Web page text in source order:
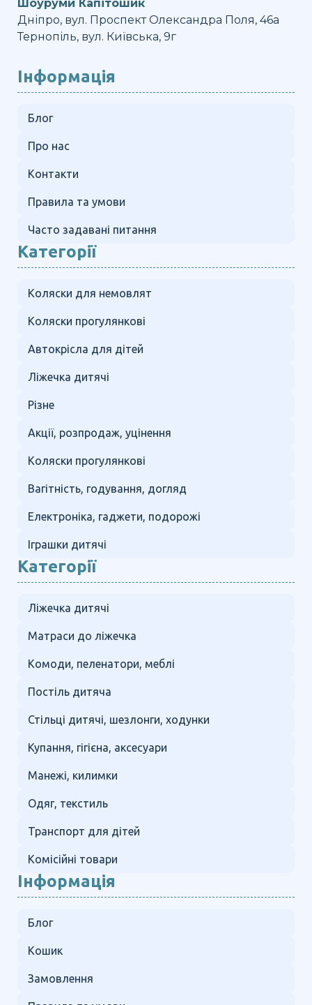
Шоуруми Капітошик
Дніпро, вул. Проспект Олександра Поля, 46а
Тернопіль, вул. Київська, 9г
Інформація
Блог
Про нас
Контакти
Правила та умови
Часто задавані питання
Категорії
Коляски для немовлят
Коляски прогулянкові
Автокрісла для дітей
Ліжечка дитячі
Різне
Акції, розпродаж, уцінення
Коляски прогулянкові
Вагітність, годування, догляд
Електроніка, гаджети, подорожі
Іграшки дитячі
Категорії
Ліжечка дитячі
Матраси до ліжечка
Комоди, пеленатори, меблі
Постіль дитяча
Стільці дитячі, шезлонги, ходунки
Купання, гігієна, аксесуари
Манежі, килимки
Одяг, текстиль
Транспорт для дітей
Комісійні товари
Інформація
Блог
Кошик
Замовлення